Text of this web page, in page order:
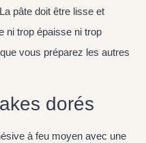
pâte doit être lisse et
ni trop épaisse ni trop
vous préparez les autres
dorés
à feu moyen avec une